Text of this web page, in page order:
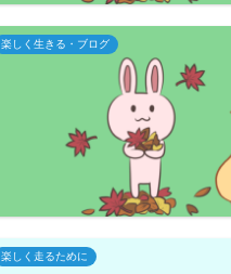
楽しく生きる・ブログ
楽しく走るために